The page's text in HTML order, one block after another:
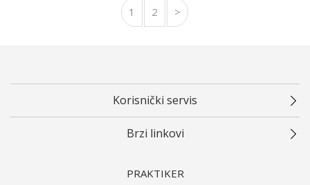
1 2 >
Korisnički servis
Brzi linkovi
PRAKTIKER